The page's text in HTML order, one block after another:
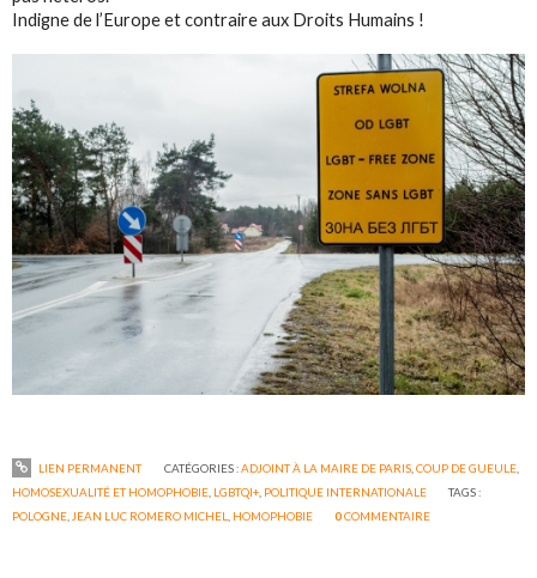
Indigne de l’Europe et contraire aux Droits Humains !
LIEN PERMANENT CATÉGORIES :ADJOINT À LA MAIRE DE PARIS, COUP DE GUEULE,
HOMOSEXUALITÉ ET HOMOPHOBIE LGBTQI+ POLITIQUE INTERNATIONALE
TAGS :
POLOGNE JEAN LUC ROMERO MICHEL HOMOPHOBIE 0COMMENTAIRE